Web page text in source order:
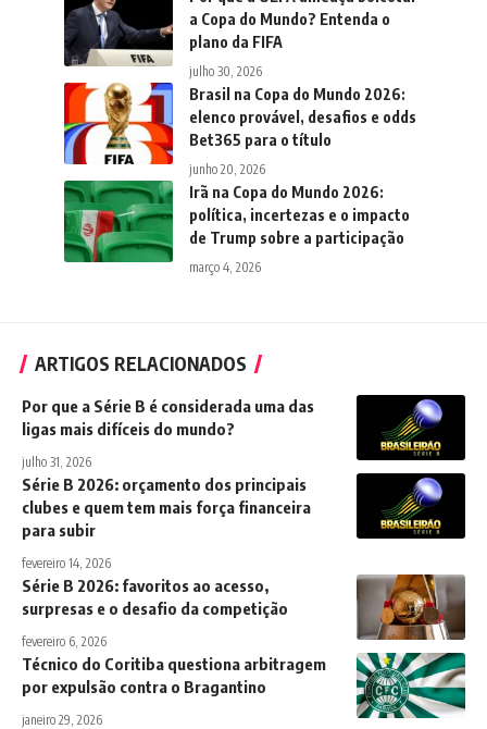
a Copa do Mundo? Entenda o
plano da FIFA
julho 30, 2026
Brasil na Copa do Mundo 2026:
elenco provável, desafios e odds
Bet365 para o título
junho 20, 2026
Irã na Copa do Mundo 2026:
política, incertezas e o impacto
de Trump sobre a participação
março 4, 2026
ARTIGOS RELACIONADOS
Por que a Série B é considerada uma das
ligas mais difíceis do mundo?
julho 31, 2026
Série B 2026: orçamento dos principais
clubes e quem tem mais força financeira
para subir
fevereiro 14, 2026
Série B 2026: favoritos ao acesso,
surpresas e o desafio da competição
fevereiro 6, 2026
Técnico do Coritiba questiona arbitragem
por expulsão contra o Bragantino
janeiro 29, 2026